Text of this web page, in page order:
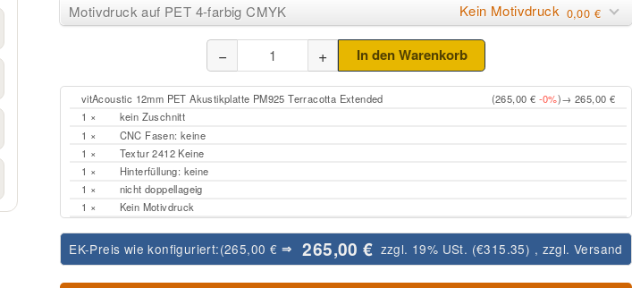
Motivdruck auf PET 4-farbig CMYK Kein Motivdruck 0,00 €
vitAcoustic 12mm PET Akustikplatte PM925 Terracotta Extended (265,00 € -0%)→ 265,00 €
1 ×
kein Zuschnitt
1 ×
CNC Fasen: keine
1 ×
Textur 2412 Keine
1 ×
Hinterfüllung: keine
1 ×
nicht doppellageig
1 ×
Kein Motivdruck
EK-Preis wie konfiguriert:(265,00 € ⇒ 265,00 € zzgl. 19% USt. (€315.35) , zzgl. Versand
− + In den Warenkorb